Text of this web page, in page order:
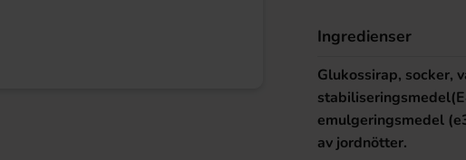
Ingredienser
Glukossirap, socker,
emulgeringsmedel (
av jordnötter.